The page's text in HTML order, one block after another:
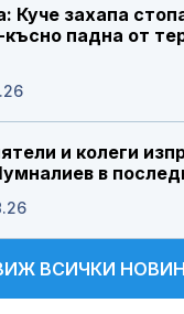
Куче захапа
падна от
и колеги
в
ВСИЧКИ